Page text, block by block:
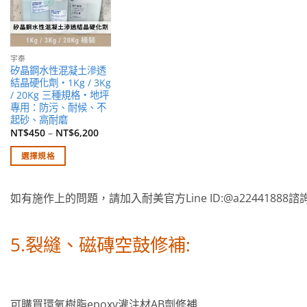
清單
宇泰
矽晶鋼水性混凝土滲透
結晶硬化劑・1Kg / 3Kg
/ 20Kg 三種規格・地坪
專用：防污、耐候、不
起砂、高耐磨
NT$450– NT$6,200
選擇規格
品
多
種
可
如有施作上的問題，請加入耐美官方Line ID:@a22441888諮
5.裂縫、磁磚空鼓修補:
可購買環氧樹脂epoxy灌注材AB劑修補